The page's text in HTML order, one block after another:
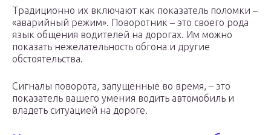
Традиционно их включают как показатель поломки –
«аварийный режим». Поворотник – это своего рода
язык общения водителей на дорогах. Им можно
показать нежелательность обгона и другие
обстоятельства.
Сигналы поворота, запущенные во время, – это
показатель вашего умения водить автомобиль и
владеть ситуацией на дороге.